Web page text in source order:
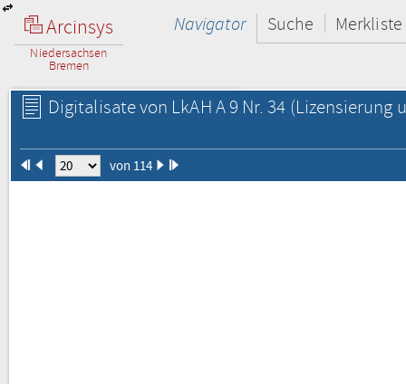
Arcinsys
Niedersachsen
Bremen
Navigator Suche Merkliste
Digitalisate von LkAH A 9 Nr. 34 (Lizensierung
von 114